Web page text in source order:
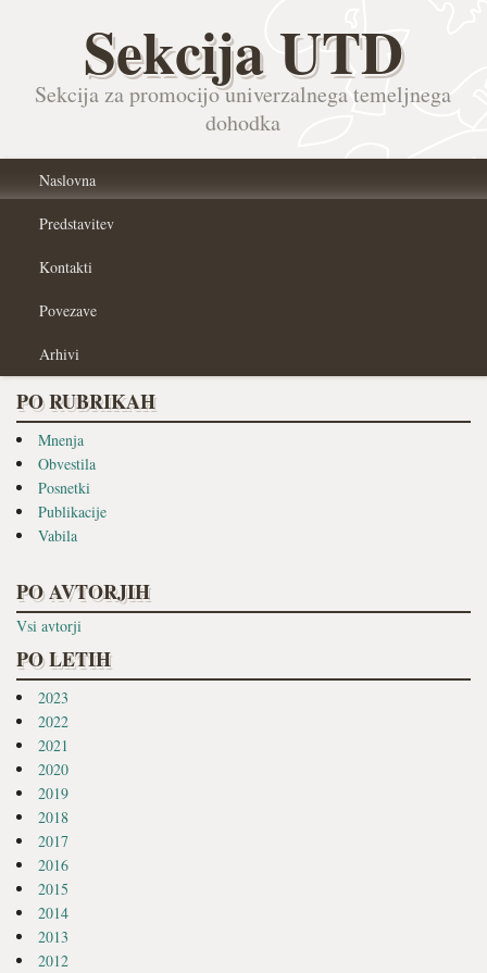
Sekcija UTD
Sekcija za promocijo univerzalnega temeljnega
dohodka
Naslovna
Predstavitev
Kontakti
Povezave
Arhivi
PO RUBRIKAH
Mnenja
Obvestila
Posnetki
Publikacije
Vabila
PO AVTORJIH
Vsi avtorji
PO LETIH
2023
2022
2021
2020
2019
2018
2017
2016
2015
2014
2013
2012